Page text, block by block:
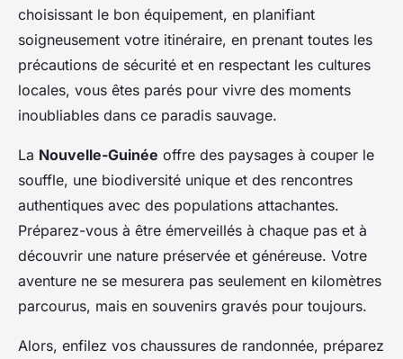
choisissant le bon équipement, en planifiant
soigneusement votre itinéraire, en prenant toutes les
précautions de sécurité et en respectant les cultures
locales, vous êtes parés pour vivre des moments
inoubliables dans ce paradis sauvage.
La Nouvelle-Guinée offre des paysages à couper le
souffle, une biodiversité unique et des rencontres
authentiques avec des populations attachantes.
Préparez-vous à être émerveillés à chaque pas et à
découvrir une nature préservée et généreuse. Votre
aventure ne se mesurera pas seulement en kilomètres
parcourus, mais en souvenirs gravés pour toujours.
Alors, enfilez vos chaussures de randonnée, préparez